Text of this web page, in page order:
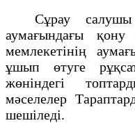
Сұрау салушы
аумағындағы
мемлекетінің
ұшып өтуге
жөніндегі
мәселелер
шешіледі.